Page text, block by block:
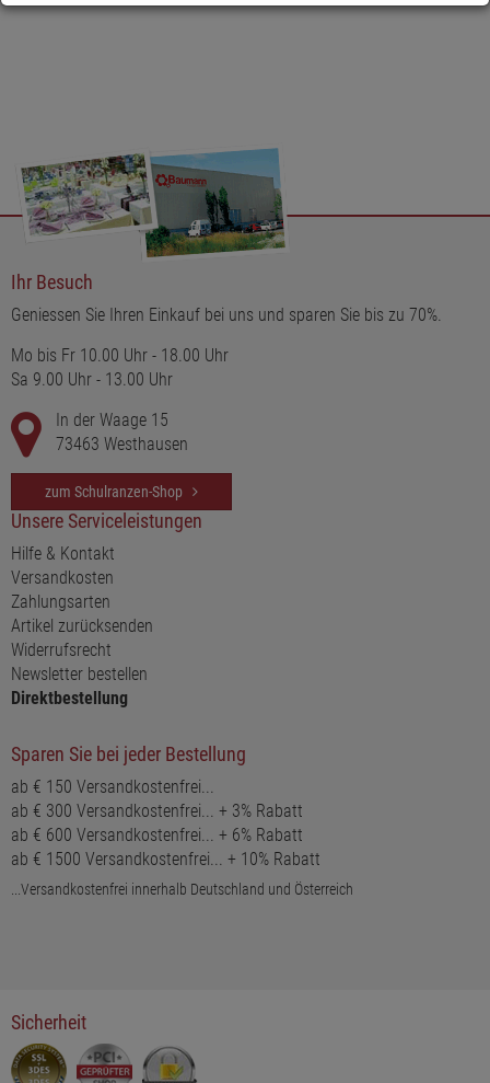
Ihr Besuch
Geniessen Sie Ihren Einkauf bei uns und sparen Sie bis zu 70%.
Mo bis Fr 10.00 Uhr - 18.00 Uhr
Sa 9.00 Uhr - 13.00 Uhr
In der Waage 15
73463 Westhausen
zum Schulranzen-Shop
Unsere Serviceleistungen
Hilfe & Kontakt
Versandkosten
Zahlungsarten
Artikel zurücksenden
Widerrufsrecht
Newsletter bestellen
Direktbestellung
Sparen Sie bei jeder Bestellung
ab € 150 Versandkostenfrei...
ab € 300 Versandkostenfrei... + 3% Rabatt
ab € 600 Versandkostenfrei... + 6% Rabatt
ab € 1500 Versandkostenfrei... + 10% Rabatt
...Versandkostenfrei innerhalb Deutschland und Österreich
Sicherheit